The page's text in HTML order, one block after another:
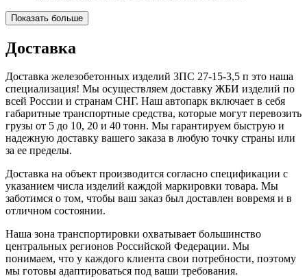
Показать больше
Доставка
Доставка железобетонных изделий 3ПС 27-15-3,5 п это наша
специализация! Мы осуществляем доставку ЖБИ изделий по
всей России и странам СНГ. Наш автопарк включает в себя
габаритные транспортные средства, которые могут перевозить
грузы от 5 до 10, 20 и 40 тонн. Мы гарантируем быструю и
надежную доставку вашего заказа в любую точку страны или
за ее пределы.
Доставка на объект производится согласно спецификации с
указанием числа изделий каждой маркировки товара. Мы
заботимся о том, чтобы ваш заказ был доставлен вовремя и в
отличном состоянии.
Наша зона транспортировки охватывает большинство
центральных регионов Российской Федерации. Мы
понимаем, что у каждого клиента свои потребности, поэтому
мы готовы адаптироваться под ваши требования.